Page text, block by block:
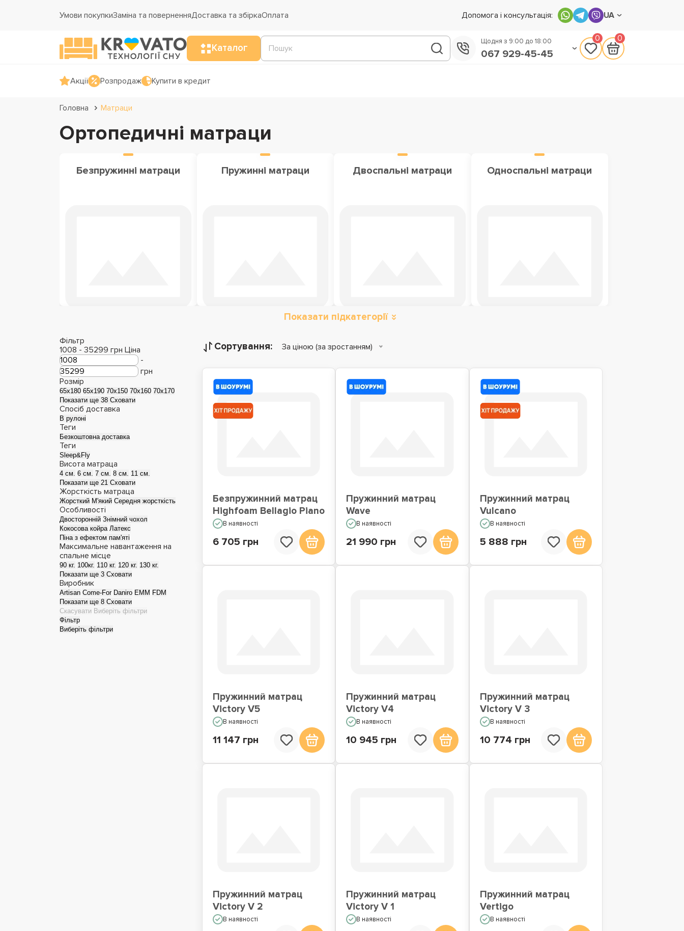
Умови покупкиЗаміна та поверненняДоставка та збіркаОплата Допомога і консультація: UA
Каталог
Щодня з 9:00 до 18:00
067 929-45-45
0 0
Акції Розпродаж Купити в кредит
Головна Матраци
Ортопедичні матраци
Безпружинні матраци Пружинні матраци Двоспальні матраци Односпальні матраци
Матраци з ефектом
Матраци топери
Матраци для сну на
підлозі
Показати підкатегорії
Фільтр
1008 - 35299 грн Ціна
-
грн
Розмір
65х180 65х190 70х150 70х160 70х170
Показати ще 38 Сховати
Спосіб доставка
В рулоні
Теги
Безкоштовна доставка
Теги
Sleep&Fly
Висота матраца
4 см. 6 см. 7 см. 8 см. 11 см.
Показати ще 21 Сховати
Жорсткість матраца
Жорсткий М'який Середня жорсткість
Особливості
Двосторонній Знімний чохол
Кокосова койра Латекс
Піна з ефектом пам'яті
Максимальне навантаження на
спальне місце
90 кг. 100кг. 110 кг. 120 кг. 130 кг.
Показати ще 3 Сховати
Виробник
Artisan Come-For Daniro EMM FDM
Показати ще 8 Сховати
Скасувати Виберіть фільтри
Фільтр
Виберіть фільтри
Сортування: За ціною (за зростанням)
Безпружинний матрац
Highfoam Bellagio Piano
В наявності
6 705 грн
Пружинний матрац
Wave
В наявності
21 990 грн
Пружинний матрац
Vulcano
В наявності
5 888 грн
Пружинний матрац
Victory V5
В наявності
11 147 грн
Пружинний матрац
Victory V4
В наявності
10 945 грн
Пружинний матрац
Victory V 3
В наявності
10 774 грн
Пружинний матрац
Victory V 2
В наявності
Пружинний матрац
Victory V 1
В наявності
Пружинний матрац
Vertigo
В наявності